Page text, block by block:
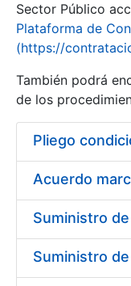
Sector Público
Plataforma de
(https://
También podrá
de los